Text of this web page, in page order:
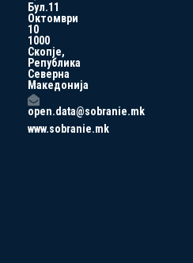
Бул.11
Октомври
10
1000
Скопје,
Република
Северна
Македонија
open.data@sobranie.mk
www.sobranie.mk